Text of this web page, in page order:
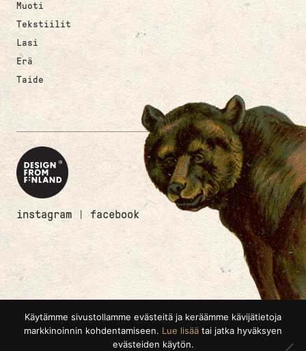
Muoti
Tekstiilit
Lasi
Erä
Taide
instagram |facebook
Käytämme sivustollamme evästeitä ja keräämme kävijätietoja
markkinoinnin kohdentamiseen. Lue lisää tai jatka hyväksyen
evästeiden käytön.